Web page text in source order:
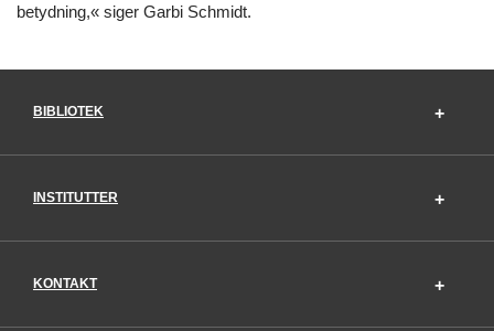
betydning,« siger Garbi Schmidt.
BIBLIOTEK
INSTITUTTER
KONTAKT